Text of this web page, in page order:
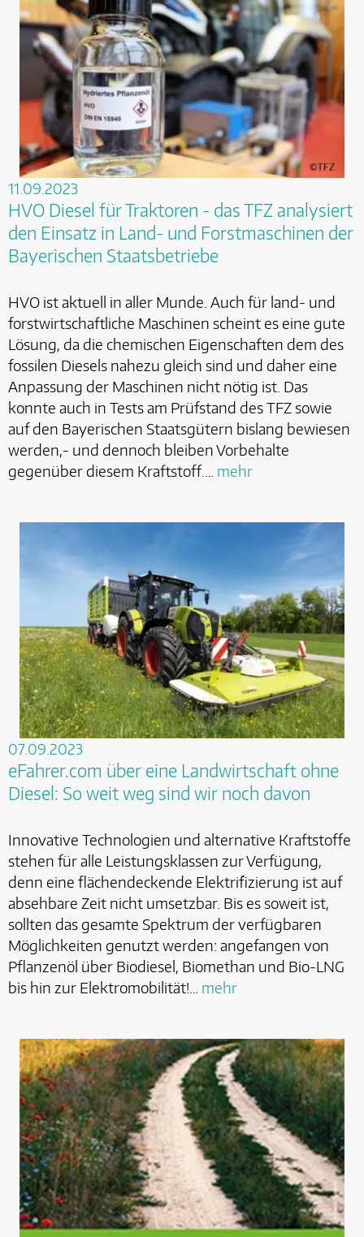
11.09.2023
HVO Diesel für Traktoren - das TFZ analysiert
den Einsatz in Land- und Forstmaschinen der
Bayerischen Staatsbetriebe
HVO ist aktuell in aller Munde. Auch für land- und
forstwirtschaftliche Maschinen scheint es eine gute
Lösung, da die chemischen Eigenschaften dem des
fossilen Diesels nahezu gleich sind und daher eine
Anpassung der Maschinen nicht nötig ist. Das
konnte auch in Tests am Prüfstand des TFZ sowie
auf den Bayerischen Staatsgütern bislang bewiesen
werden,- und dennoch bleiben Vorbehalte
gegenüber diesem Kraftstoff.… mehr
07.09.2023
eFahrer.com über eine Landwirtschaft ohne
Diesel: So weit weg sind wir noch davon
Innovative Technologien und alternative Kraftstoffe
stehen für alle Leistungsklassen zur Verfügung,
denn eine flächendeckende Elektrifizierung ist auf
absehbare Zeit nicht umsetzbar. Bis es soweit ist,
sollten das gesamte Spektrum der verfügbaren
Möglichkeiten genutzt werden: angefangen von
Pflanzenöl über Biodiesel, Biomethan und Bio-LNG
bis hin zur Elektromobilität!… mehr